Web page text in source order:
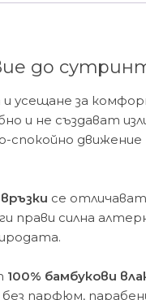
до
и усещане за
и не създават
движение
се
ги прави силна
100% бамбукови
парфюм,